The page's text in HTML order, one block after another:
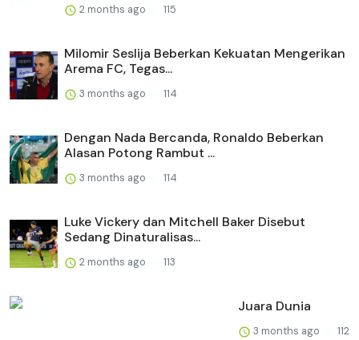
2 months ago 115
Milomir Seslija Beberkan Kekuatan Mengerikan
Arema FC, Tegas...
3 months ago 114
Dengan Nada Bercanda, Ronaldo Beberkan
Alasan Potong Rambut ...
3 months ago 114
Luke Vickery dan Mitchell Baker Disebut
Sedang Dinaturalisas...
2 months ago 113
Juara Dunia
3 months ago 112